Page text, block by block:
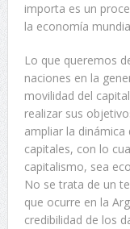
importa es un
la economía
Lo que queremos
naciones en la
movilidad del
realizar sus
ampliar la
capitales, con lo
capitalismo, sea
No se trata de un
que ocurre en la
credibilidad de los